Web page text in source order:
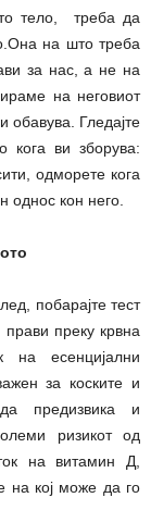
тело, треба да
на што треба
за нас, а не на
на неговиот
обавува. Гледајте
кога ви зборува:
одморете кога
однос кон него.
побарајте тест
преку крвна
на есенцијални
за коските и
предизвика и
ризикот од
на витамин Д,
на кој може да го